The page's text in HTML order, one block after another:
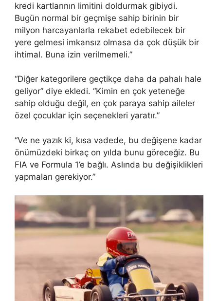
kredi kartlarının limitini doldurmak gibiydi.
Bugün normal bir geçmişe sahip birinin bir
milyon harcayanlarla rekabet edebilecek bir
yere gelmesi imkansız olmasa da çok düşük bir
ihtimal. Buna izin verilmemeli.”
“Diğer kategorilere geçtikçe daha da pahalı hale
geliyor” diye ekledi. “Kimin en çok yeteneğe
sahip olduğu değil, en çok paraya sahip aileler
özel çocuklar için seçenekleri yaratır.”
“Ve ne yazık ki, kısa vadede, bu değişene kadar
önümüzdeki birkaç on yılda bunu göreceğiz. Bu
FIA ve Formula 1’e bağlı. Aslında bu değişiklikleri
yapmaları gerekiyor.”